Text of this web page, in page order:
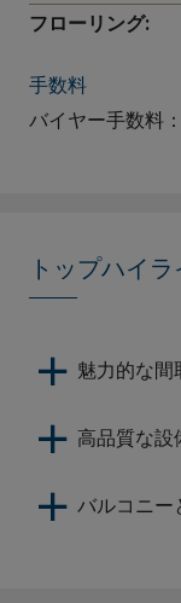
フローリング:
手数料
バイヤー手数料
トップハイラ
魅力的な間
高品質な設
バルコニー